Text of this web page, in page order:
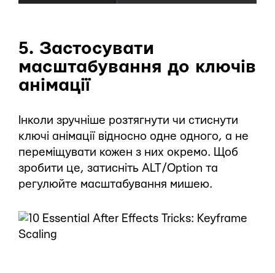
5. Застосувати
масштабування до ключів
анімації
Інколи зручніше розтягнути чи стиснути
ключі анімації відносно одне одного, а не
переміщувати кожен з них окремо. Щоб
зробити це, затисніть ALT/Option та
регулюйте масштабування мишею.